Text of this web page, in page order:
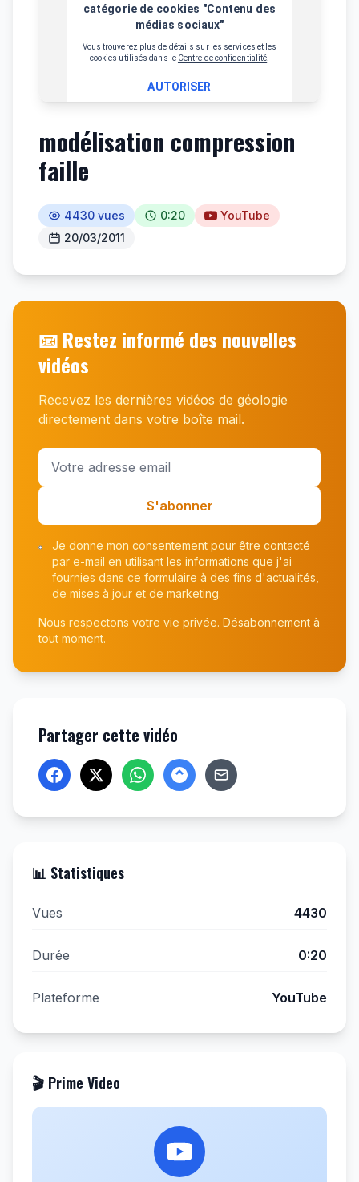
modélisation compression
faille
4430 vues 0:20
YouTube
20/03/2011
📧 Restez informé des nouvelles
vidéos
Recevez les dernières vidéos de géologie
directement dans votre boîte mail.
S'abonner
Je donne mon consentement pour être contacté
par e-mail en utilisant les informations que j'ai
fournies dans ce formulaire à des fins d'actualités,
de mises à jour et de marketing.
Nous respectons votre vie privée. Désabonnement à
tout moment.
Partager cette vidéo
📊 Statistiques
Vues 4430
Durée 0:20
Plateforme YouTube
🎬 Prime Video